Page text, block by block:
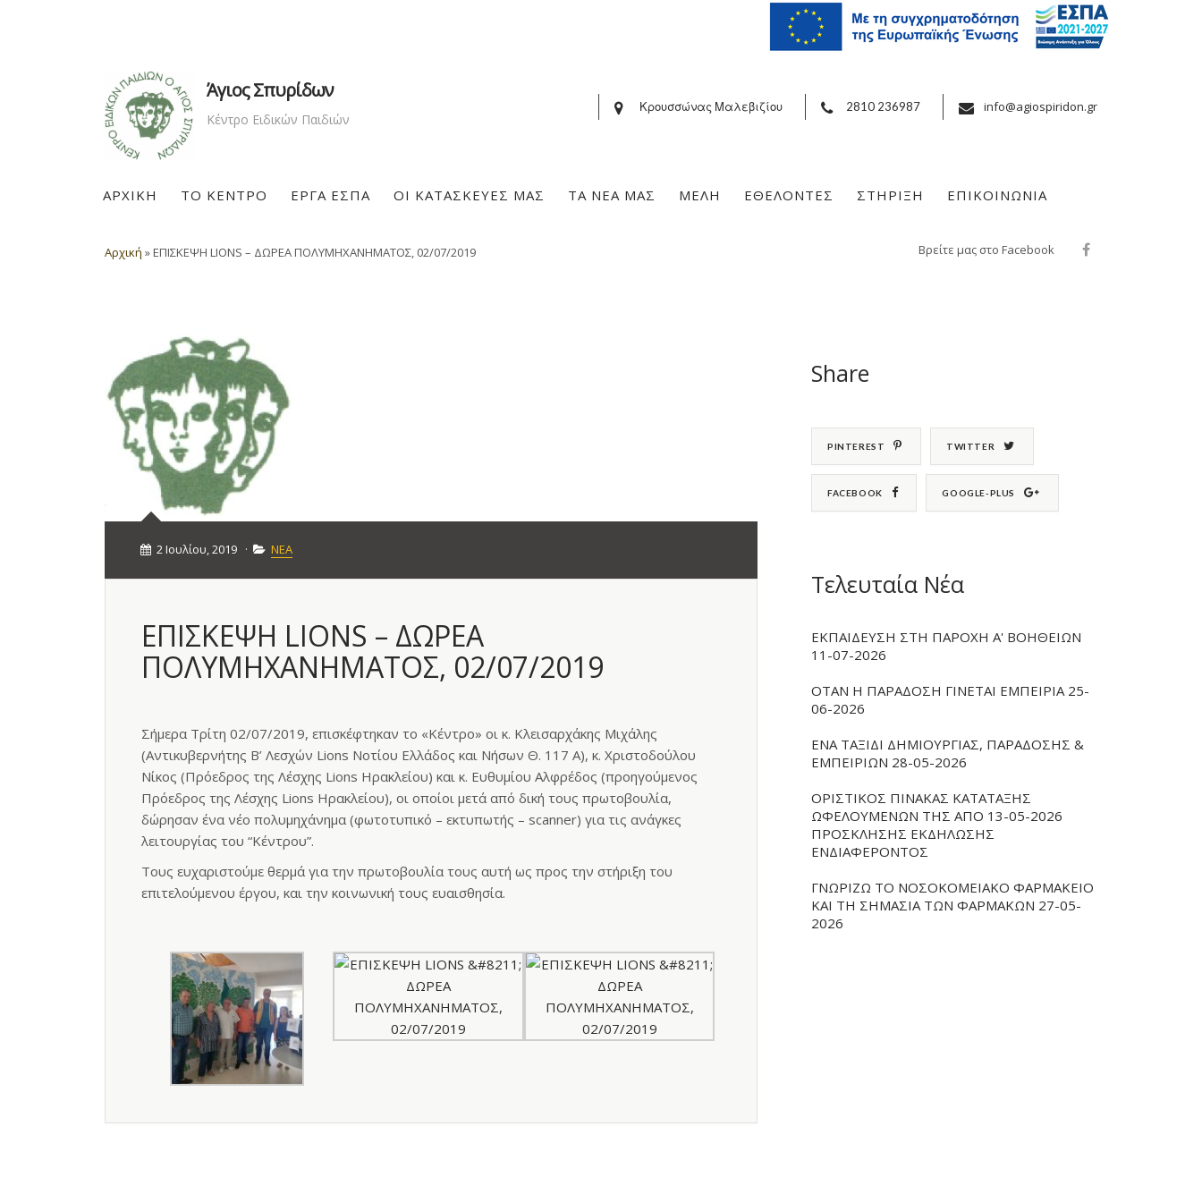
Άγιος Σπυρίδων
Κέντρο Ειδικών Παιδιών
Κρουσσώνας Μαλεβιζίου 2810 236987 info@agiospiridon.gr
ΑΡΧΙΚΗ ΤΟ ΚΕΝΤΡΟ ΕΡΓΑ ΕΣΠΑ ΟΙ ΚΑΤΑΣΚΕΥΕΣ ΜΑΣ ΤΑ ΝΕΑ ΜΑΣ ΜΕΛΗ ΕΘΕΛΟΝΤΕΣ ΣΤΗΡΙΞΗ ΕΠΙΚΟΙΝΩΝΙΑ
Αρχική »ΕΠΙΣΚΕΨΗ LIONS – ΔΩΡΕΑ ΠΟΛΥΜΗΧΑΝΗΜΑΤΟΣ, 02/07/2019 Βρείτε μας στο Facebook
2 Ιουλίου, 2019 · ΝΕΑ
ΕΠΙΣΚΕΨΗ LIONS – ΔΩΡΕΑ
ΠΟΛΥΜΗΧΑΝΗΜΑΤΟΣ, 02/07/2019
Σήμερα Τρίτη 02/07/2019, επισκέφτηκαν το «Κέντρο» οι κ. Κλεισαρχάκης Μιχάλης
(Αντικυβερνήτης Β’ Λεσχών Lions Νοτίου Ελλάδος και Νήσων Θ. 117 Α), κ. Χριστοδούλου
Νίκος (Πρόεδρος της Λέσχης Lions Ηρακλείου) και κ. Ευθυμίου Αλφρέδος (προηγούμενος
Πρόεδρος της Λέσχης Lions Ηρακλείου), οι οποίοι μετά από δική τους πρωτοβουλία,
δώρησαν ένα νέο πολυμηχάνημα (φωτοτυπικό – εκτυπωτής – scanner) για τις ανάγκες
λειτουργίας του “Κέντρου”.
Τους ευχαριστούμε θερμά για την πρωτοβουλία τους αυτή ως προς την στήριξη του
επιτελούμενου έργου, και την κοινωνική τους ευαισθησία.
Share
PINTEREST TWITTER
FACEBOOK GOOGLE-PLUS
Τελευταία Νέα
ΕΚΠΑΙΔΕΥΣΗ ΣΤΗ ΠΑΡΟΧΗ Α' ΒΟΗΘΕΙΩΝ
11-07-2026
ΟΤΑΝ Η ΠΑΡΑΔΟΣΗ ΓΙΝΕΤΑΙ ΕΜΠΕΙΡΙΑ 25-
06-2026
ΕΝΑ ΤΑΞΙΔΙ ΔΗΜΙΟΥΡΓΙΑΣ, ΠΑΡΑΔΟΣΗΣ &
ΕΜΠΕΙΡΙΩΝ 28-05-2026
ΟΡΙΣΤΙΚΟΣ ΠΙΝΑΚΑΣ ΚΑΤΑΤΑΞΗΣ
ΩΦΕΛΟΥΜΕΝΩΝ ΤΗΣ ΑΠΟ 13-05-2026
ΠΡΟΣΚΛΗΣΗΣ ΕΚΔΗΛΩΣΗΣ
ΕΝΔΙΑΦΕΡΟΝΤΟΣ
ΓΝΩΡΙΖΩ ΤΟ ΝΟΣΟΚΟΜΕΙΑΚΟ ΦΑΡΜΑΚΕΙΟ
ΚΑΙ ΤΗ ΣΗΜΑΣΙΑ ΤΩΝ ΦΑΡΜΑΚΩΝ 27-05-
2026